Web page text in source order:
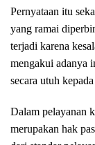
Pernyataan itu
yang ramai
terjadi karena
mengakui adanya
secara utuh
Dalam pelayanan
merupakan hak